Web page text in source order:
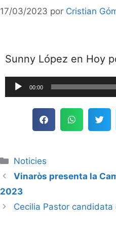
17/03/2023 por Cristian
Sunny López en Hoy
Reproductor
de
00:00
Noticies
Vinaròs presenta la
2023
Cecilia Pastor